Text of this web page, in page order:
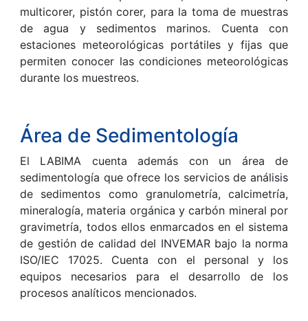
multicorer, pistón corer, para la toma de muestras
de agua y sedimentos marinos. Cuenta con
estaciones meteorológicas portátiles y fijas que
permiten conocer las condiciones meteorológicas
durante los muestreos.
Área de Sedimentología
El LABIMA cuenta además con un área de
sedimentología que ofrece los servicios de análisis
de sedimentos como granulometría, calcimetría,
mineralogía, materia orgánica y carbón mineral por
gravimetría, todos ellos enmarcados en el sistema
de gestión de calidad del INVEMAR bajo la norma
ISO/IEC 17025. Cuenta con el personal y los
equipos necesarios para el desarrollo de los
procesos analíticos mencionados.